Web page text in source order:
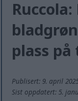
plass
Publisert: 9. april
Sist oppdatert: 5.